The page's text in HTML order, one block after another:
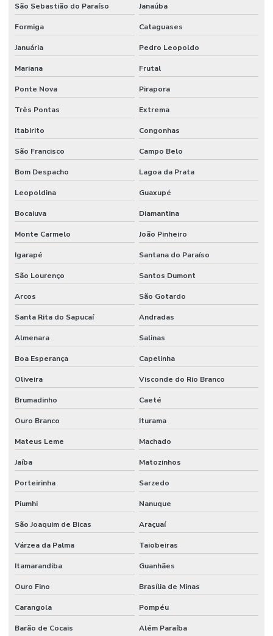
Sistema contra incêndio hidráulico
Sistema contra incêndio industrial
Sistema de incêndio industrial
Sistema contra incêndio sprinkler
Sistema de incêndio sprinkler
Sistema de proteção e combate a incêndio
Sistema de proteção contra descargas atmosféricas
Sistema de proteção contra incêndio
Sistema de sprinkler
Sistema de supressão de incêndio
Sistema vesda anti incêndio
Sistemas hidráulicos industriais
Sistemas de incêndio
Terraplenagem industrial
Tubulação de agua industrial
Valor de projeto de combate a incêndio
Valor projeto preventivo de incêndio
São Sebastião do Paraíso Janaúba
Formiga Cataguases
Januária Pedro Leopoldo
Mariana Frutal
Ponte Nova Pirapora
Três Pontas Extrema
Itabirito Congonhas
São Francisco Campo Belo
Bom Despacho Lagoa da Prata
Leopoldina Guaxupé
Bocaiuva Diamantina
Monte Carmelo João Pinheiro
Igarapé Santana do Paraíso
São Lourenço Santos Dumont
Arcos São Gotardo
Santa Rita do Sapucaí Andradas
Almenara Salinas
Boa Esperança Capelinha
Oliveira Visconde do Rio Branco
Brumadinho Caeté
Ouro Branco Iturama
Mateus Leme Machado
Jaíba Matozinhos
Porteirinha Sarzedo
Piumhi Nanuque
São Joaquim de Bicas Araçuaí
Várzea da Palma Taiobeiras
Itamarandiba Guanhães
Ouro Fino Brasília de Minas
Carangola Pompéu
Barão de Cocais Além Paraíba